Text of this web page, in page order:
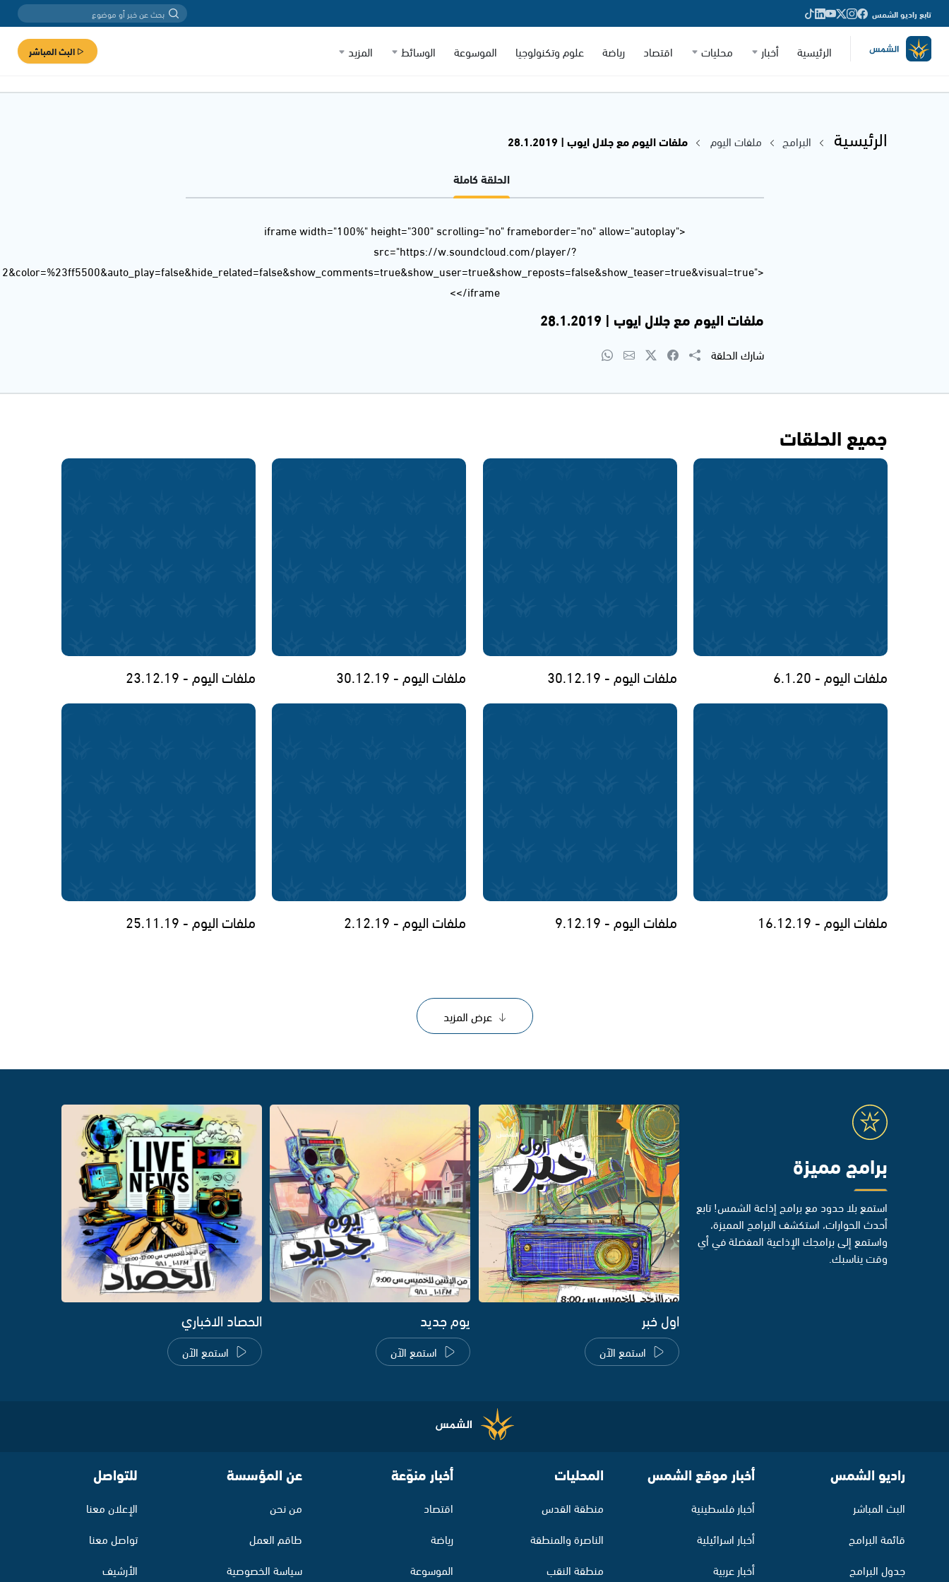
تابع راديو الشمس
الرئيسية أخبار محليات اقتصاد رياضة علوم وتكنولوجيا الموسوعة الوسائط المزيد البث المباشر
الرئيسية البرامج ملفات اليوم
ملفات اليوم مع جلال ايوب | 28.1.2019
الحلقة كاملة
<iframe width="100%" height="300" scrolling="no" frameborder="no" allow="autoplay"
src="https://w.soundcloud.com/player/?
</iframe>
ملفات اليوم مع جلال ايوب | 28.1.2019
شارك الحلقة
جميع الحلقات
ملفات اليوم - 6.1.20 ملفات اليوم - 30.12.19 ملفات اليوم - 30.12.19 ملفات اليوم - 23.12.19
ملفات اليوم - 16.12.19 ملفات اليوم - 9.12.19 ملفات اليوم - 2.12.19 ملفات اليوم - 25.11.19
عرض المزيد
برامج مميزة
استمع بلا حدود مع برامج إذاعة الشمس! تابع
أحدث الحوارات، استكشف البرامج المميزة،
واستمع إلى برامجك الإذاعية المفضلة في أي
وقت يناسبك.
اول خبر
استمع الآن
يوم جديد
استمع الآن
الحصاد الاخباري
استمع الآن
راديو الشمس
البث المباشر
قائمة البرامج
جدول البرامج
أخبار موقع الشمس
أخبار فلسطينية
أخبار اسرائيلية
أخبار عربية
المحليات
منطقة القدس
الناصرة والمنطقة
منطقة النقب
أخبار منوّعة
اقتصاد
رياضة
الموسوعة
عن المؤسسة
من نحن
طاقم العمل
سياسة الخصوصية
للتواصل
الإعلان معنا
تواصل معنا
الأرشيف